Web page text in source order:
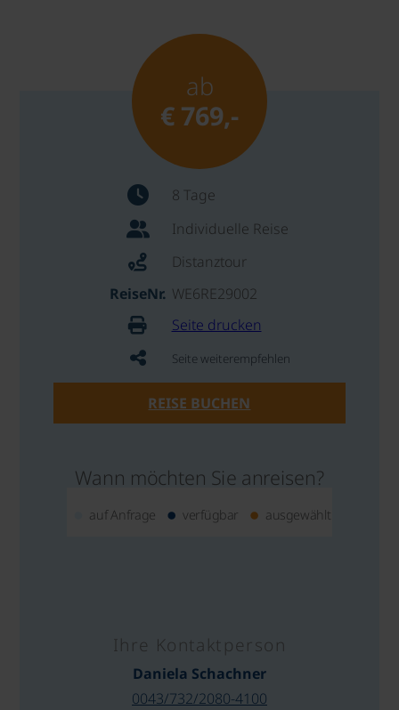
ab
€ 769,-
8 Tage
Individuelle Reise
Distanztour
ReiseNr. WE6RE29002
Seite drucken
Seite weiterempfehlen
REISE BUCHEN
Wann möchten Sie anreisen?
auf Anfrage verfügbar ausgewählt
Ihre Kontaktperson
Daniela Schachner
0043/732/2080-4100